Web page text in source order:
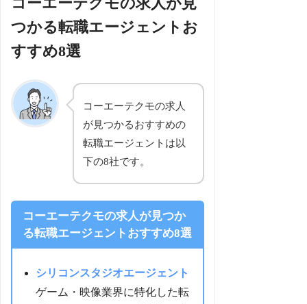
つかる転職エージェントお
すすめ8選
コーエーテクモの求人
が見つかるおすすめの
転職エージェントは以
下の8社です。
コーエーテクモの求人が見つか
る転職エージェントおすすめ8選
シリコンスタジオエージェント
ゲーム・映像業界に特化した転